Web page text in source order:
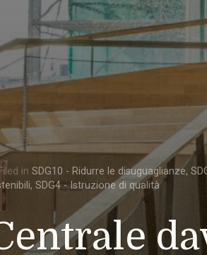
Filed in SDG10 - Ridurre le disuguaglianze,
, SDG4 - Istruzione di qualità